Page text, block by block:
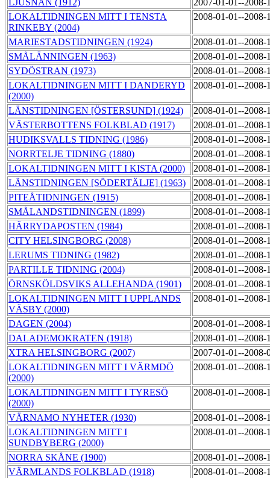
LJUSNAN (1912)
2007-01-01--
LOKALTIDNINGEN MITT I TENSTA
RINKEBY (2004)
2008-01-01--
MARIESTADSTIDNINGEN (1924)
2008-01-01--
SMÅLÄNNINGEN (1963)
2008-01-01--
SYDÖSTRAN (1973)
2008-01-01--
LOKALTIDNINGEN MITT I DANDERYD
(2000)
2008-01-01--
LÄNSTIDNINGEN [ÖSTERSUND] (1924)
2008-01-01--
VÄSTERBOTTENS FOLKBLAD (1917)
2008-01-01--
HUDIKSVALLS TIDNING (1986)
2008-01-01--
NORRTELJE TIDNING (1880)
2008-01-01--
LOKALTIDNINGEN MITT I KISTA (2000)
2008-01-01--
LÄNSTIDNINGEN [SÖDERTÄLJE] (1963)
2008-01-01--
PITEÅTIDNINGEN (1915)
2008-01-01--
SMÅLANDSTIDNINGEN (1899)
2008-01-01--
HÄRRYDAPOSTEN (1984)
2008-01-01--
CITY HELSINGBORG (2008)
2008-01-01--
LERUMS TIDNING (1982)
2008-01-01--
PARTILLE TIDNING (2004)
2008-01-01--
ÖRNSKÖLDSVIKS ALLEHANDA (1901)
2008-01-01--
LOKALTIDNINGEN MITT I UPPLANDS
VÄSBY (2000)
2008-01-01--
DAGEN (2004)
2008-01-01--
DALADEMOKRATEN (1918)
2008-01-01--
XTRA HELSINGBORG (2007)
2007-01-01--
LOKALTIDNINGEN MITT I VÄRMDÖ
(2000)
2008-01-01--
LOKALTIDNINGEN MITT I TYRESÖ
(2000)
2008-01-01--
VÄRNAMO NYHETER (1930)
2008-01-01--
LOKALTIDNINGEN MITT I
SUNDBYBERG (2000)
2008-01-01--
NORRA SKÅNE (1900)
2008-01-01--
VÄRMLANDS FOLKBLAD (1918)
2008-01-01--